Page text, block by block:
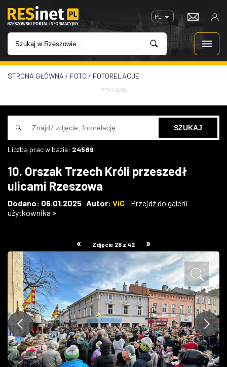
PL
WIADOMOŚCI
INWESTYCJE
IMPREZY
W KINACH
GASTRONOMIA
W RZESZOWIE
STRONA GŁÓWNA / FOTO / FOTORELACJE
REKLAMA
Liczba prac w bazie: 24589
10. Orszak Trzech Króli przeszedł
ulicami Rzeszowa
Dodano: 06.01.2025 Autor: ViC
Przejdź do galerii
użytkownika »
« Zdjęcie 28 z 42 »